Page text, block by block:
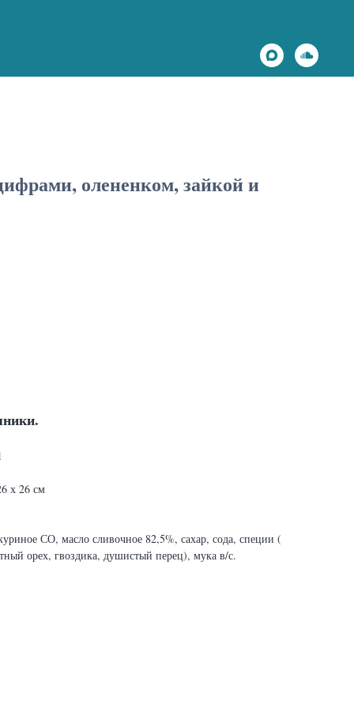
олененком, зайкой и
х 26 см
СО, масло сливочное 82,5%, сахар, сода, специи (
орех, гвоздика, душистый перец), мука в/с.